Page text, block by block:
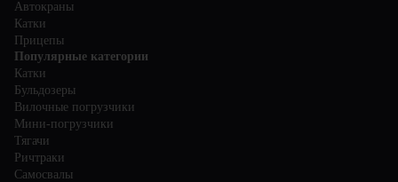
Автокраны
Катки
Прицепы
Популярные категории
Катки
Бульдозеры
Вилочные погрузчики
Мини-погрузчики
Тягачи
Ричтраки
Самосвалы